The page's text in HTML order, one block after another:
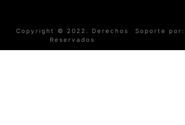
Copyright © 2022. Derechos
Reservados
Soporte por: